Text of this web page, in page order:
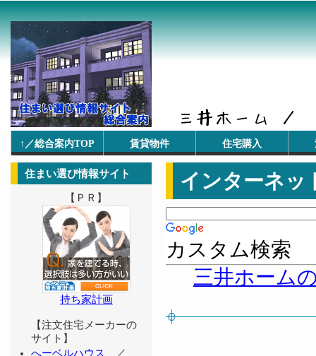
↑／総合案内TOP 賃貸物件 住宅購入
インターネッ
カスタム検索
三井ホーム
住まい選び情報サイト
【ＰＲ】
持ち家計画
【注文住宅メーカーの
サイト】
へーベルハウス
／